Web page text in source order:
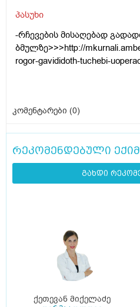
პასუხი
-რჩევების მისაღებად
ბმულზე>>>http://
rogor-gavididoth-tuchebi-
კომენტარები (0)
რეკომენდებული
გახდი
ქეთევან მიქელაძე